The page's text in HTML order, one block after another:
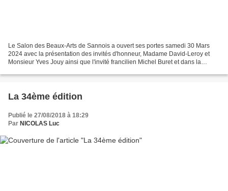
Le Salon des Beaux-Arts de Sannois a ouvert ses portes samedi 30 Mars
2024 avec la présentation des invités d'honneur, Madame David-Leroy et
Monsieur Yves Jouy ainsi que l'invité francilien Michel Buret et dans la
La 34ème édition
Publié le 27/08/2018 à 18:29
Par NICOLAS Luc